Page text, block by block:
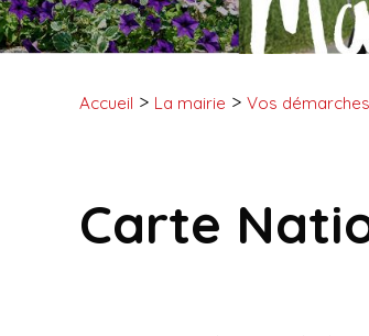
Accueil La mairie Vos
Carte